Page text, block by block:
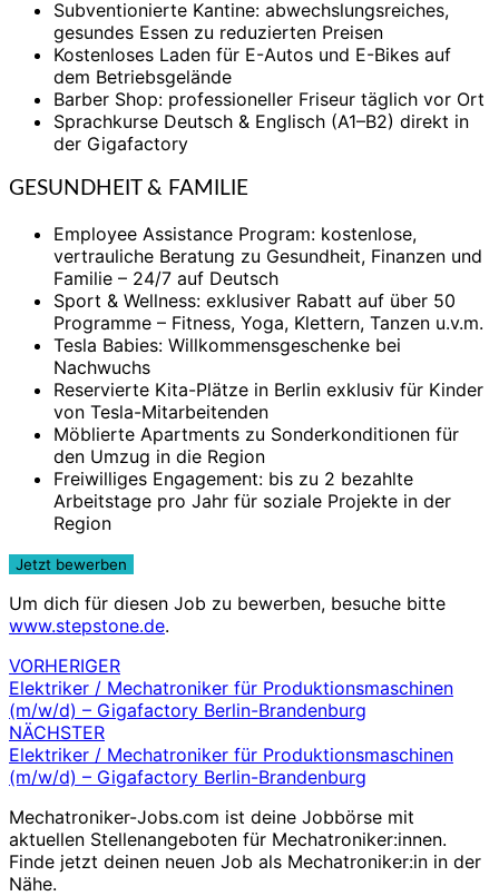
Subventionierte Kantine: abwechslungsreiches,
gesundes Essen zu reduzierten Preisen
Kostenloses Laden für E-Autos und E-Bikes auf
dem Betriebsgelände
Barber Shop: professioneller Friseur täglich vor Ort
Sprachkurse Deutsch & Englisch (A1–B2) direkt in
der Gigafactory
GESUNDHEIT & FAMILIE
Employee Assistance Program: kostenlose,
vertrauliche Beratung zu Gesundheit, Finanzen und
Familie – 24/7 auf Deutsch
Sport & Wellness: exklusiver Rabatt auf über 50
Programme – Fitness, Yoga, Klettern, Tanzen u.v.m.
Tesla Babies: Willkommensgeschenke bei
Nachwuchs
Reservierte Kita-Plätze in Berlin exklusiv für Kinder
von Tesla-Mitarbeitenden
Möblierte Apartments zu Sonderkonditionen für
den Umzug in die Region
Freiwilliges Engagement: bis zu 2 bezahlte
Arbeitstage pro Jahr für soziale Projekte in der
Region
Um dich für diesen Job zu bewerben, besuche bitte
www.stepstone.de.
Beitragsnavigation
VORHERIGER
Elektriker / Mechatroniker für Produktionsmaschinen
(m/w/d) – Gigafactory Berlin-Brandenburg
NÄCHSTER
Elektriker / Mechatroniker für Produktionsmaschinen
(m/w/d) – Gigafactory Berlin-Brandenburg
Mechatroniker-Jobs.com ist deine Jobbörse mit
aktuellen Stellenangeboten für Mechatroniker:innen.
Finde jetzt deinen neuen Job als Mechatroniker:in in der
Nähe.